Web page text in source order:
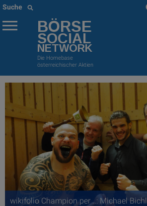
Suche
BÖRSE
SOCIAL
NETWORK
Die Homebase
österreichischer Aktien
wikifolio Champion per ..: Michael